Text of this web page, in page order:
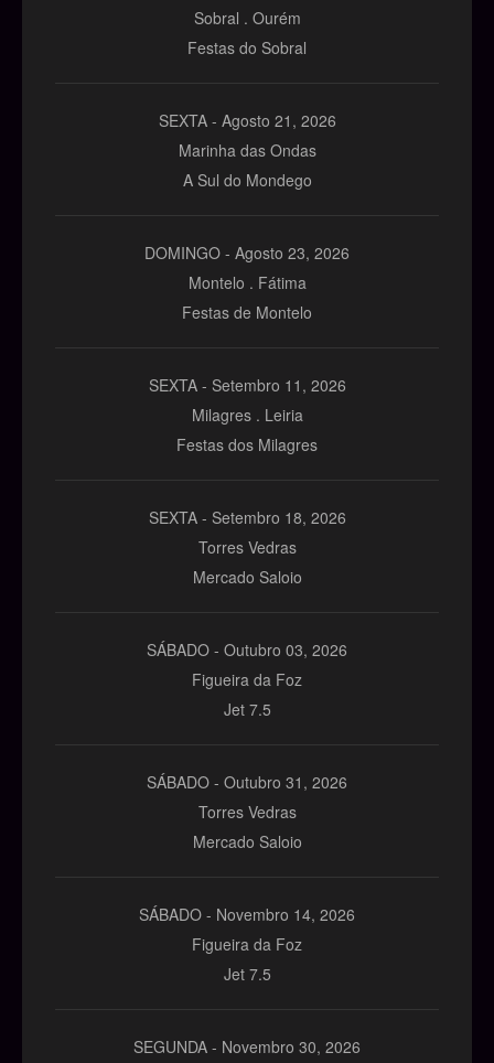
Sobral . Ourém
Festas do Sobral
SEXTA - Agosto 21, 2026
Marinha das Ondas
A Sul do Mondego
DOMINGO - Agosto 23, 2026
Montelo . Fátima
Festas de Montelo
SEXTA - Setembro 11, 2026
Milagres . Leiria
Festas dos Milagres
SEXTA - Setembro 18, 2026
Torres Vedras
Mercado Saloio
SÁBADO - Outubro 03, 2026
Figueira da Foz
Jet 7.5
SÁBADO - Outubro 31, 2026
Torres Vedras
Mercado Saloio
SÁBADO - Novembro 14, 2026
Figueira da Foz
Jet 7.5
SEGUNDA - Novembro 30, 2026